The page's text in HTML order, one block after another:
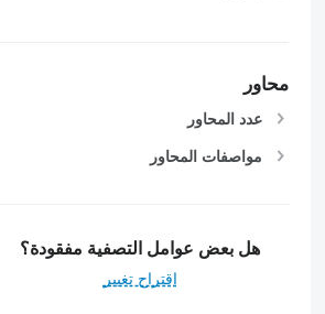
محاور
عدد المحاور
مواصفات المحاور
هل بعض عوامل التصفية مفقودة؟
اقتراح تغيير